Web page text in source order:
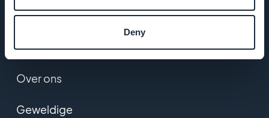
Deny
Over ons
Geweldige